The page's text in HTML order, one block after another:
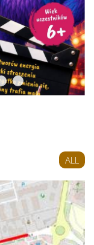
ALL